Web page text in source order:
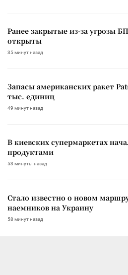
Ранее закрытые из-за угрозы
открыты
35 минут назад
Запасы американских ракет
тыс. единиц
49 минут назад
В киевских супермаркетах
продуктами
53 минуты назад
Стало известно о новом
наемников на Украину
58 минут назад